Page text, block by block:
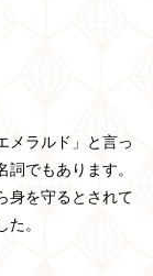
メラルド」と言っ
でもあります。
身を守るとされて
。